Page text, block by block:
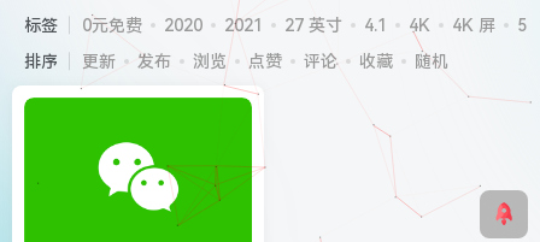
标签 0元免费 2020 2021 27 英寸 4.1 4K 4K 屏
5G
排序
更新 发布 浏览 点赞 评论 收藏 随机